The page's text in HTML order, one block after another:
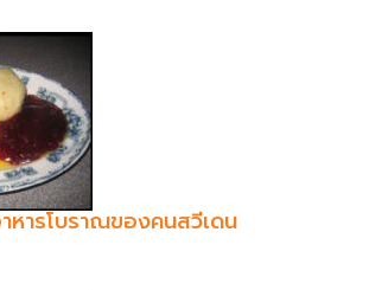
ารโบราณของคนสวีเดน